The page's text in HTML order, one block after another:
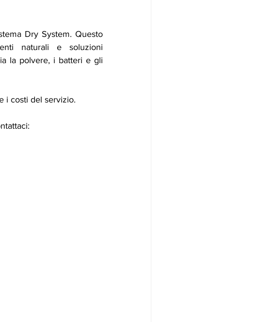
Dry System. Questo
naturali e soluzioni
la polvere, i batteri e gli
i costi del servizio.